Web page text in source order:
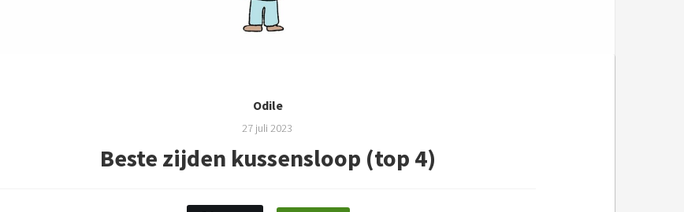
Odile
27 juli 2023
Beste zijden kussensloop (top 4)